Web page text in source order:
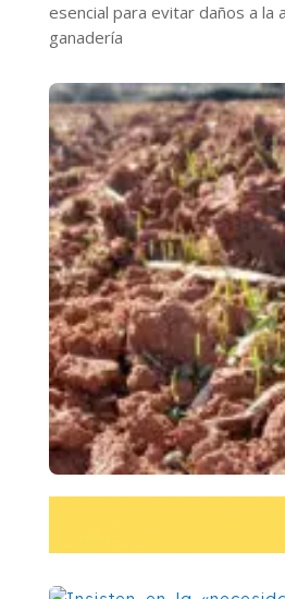
esencial para evitar daños a la
ganadería